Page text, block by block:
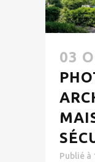
03
Publié à